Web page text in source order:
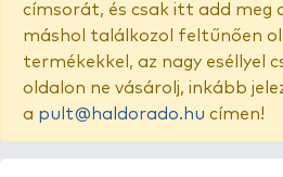
címsorát, és csak itt add meg
máshol találkozol feltűnően
termékekkel, az nagy eséllyel
oldalon ne vásárolj, inkább
a pult@haldorado.hu címen!